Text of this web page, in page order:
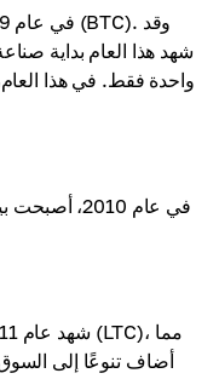
شهد هذا العام بداية
واحدة فقط. في هذا
في عام
أضاف تنوعًا إلى